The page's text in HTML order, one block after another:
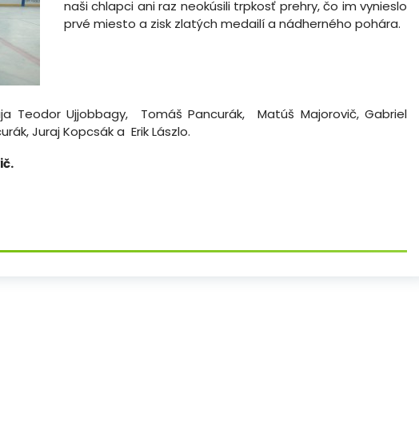
naši chlapci ani raz neokúsili trpkosť prehry, čo im vynieslo
prvé miesto a zisk zlatých medailí a nádherného pohára.
Teodor Ujjobbagy, Tomáš Pancurák, Matúš Majorovič, Gabriel
Juraj Kopcsák a Erik Lászlo.